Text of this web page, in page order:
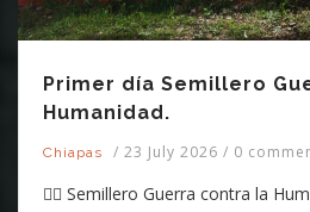
Primer día Semillero
Humanidad.
Chiapas / 23 July 2026 / 0
✊🏽 Semillero Guerra contra la